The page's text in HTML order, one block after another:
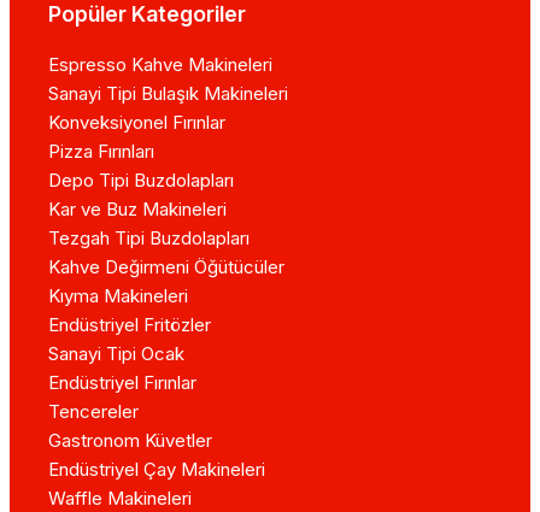
Popüler Kategoriler
Espresso Kahve Makineleri
Sanayi Tipi Bulaşık Makineleri
Konveksiyonel Fırınlar
Pizza Fırınları
Depo Tipi Buzdolapları
Kar ve Buz Makineleri
Tezgah Tipi Buzdolapları
Kahve Değirmeni Öğütücüler
Kıyma Makineleri
Endüstriyel Fritözler
Sanayi Tipi Ocak
Endüstriyel Fırınlar
Tencereler
Gastronom Küvetler
Endüstriyel Çay Makineleri
Waffle Makineleri